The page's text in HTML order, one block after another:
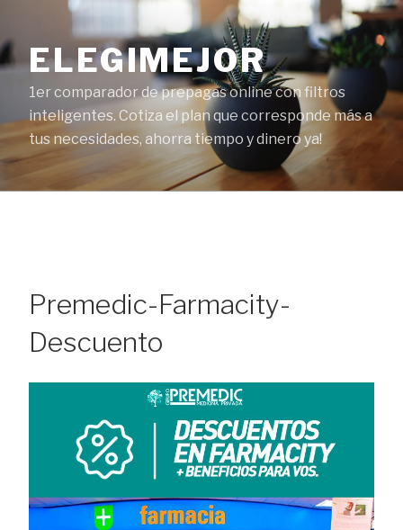
contenido
ELEGIMEJOR
1er comparador de prepagas online con filtros
inteligentes. Cotiza el plan que corresponde más a
tus necesidades, ahorra tiempo y dinero ya!
Premedic-Farmacity-
Descuento